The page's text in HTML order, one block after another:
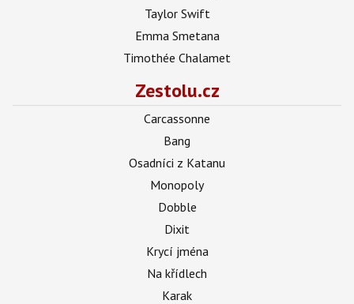
Taylor Swift
Emma Smetana
Timothée Chalamet
Zestolu.cz
Carcassonne
Bang
Osadníci z Katanu
Monopoly
Dobble
Dixit
Krycí jména
Na křídlech
Karak